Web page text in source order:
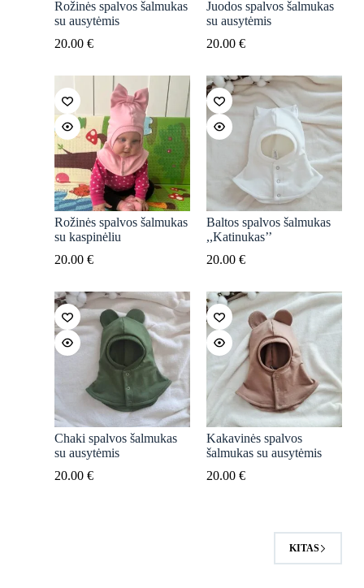
Rožinės spalvos šalmukas
su ausytėmis
20.00 €
Juodos spalvos šalmukas
su ausytėmis
20.00 €
Rožinės spalvos šalmukas
su kaspinėliu
20.00 €
Baltos spalvos šalmukas
,,Katinukas’’
20.00 €
Chaki spalvos šalmukas
su ausytėmis
20.00 €
Kakavinės spalvos
šalmukas su ausytėmis
20.00 €
KITAS